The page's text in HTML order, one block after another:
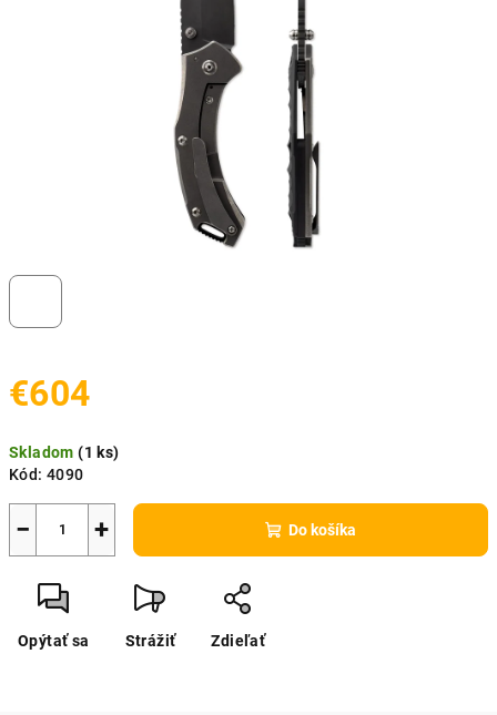
€604
cena:
Skladom(1 ks)
Kód: 4090
+
− Do košíka
Opýtať sa Strážiť Zdieľať